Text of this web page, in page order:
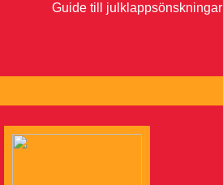
Guide till julklappsönskningar